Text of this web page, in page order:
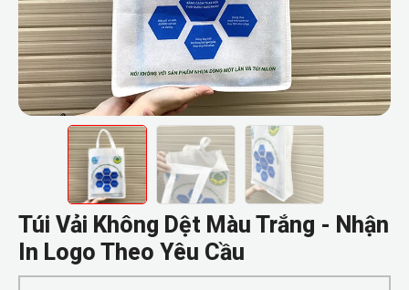
Túi Vải Không Dệt Màu Trắng - Nhận
In Logo Theo Yêu Cầu